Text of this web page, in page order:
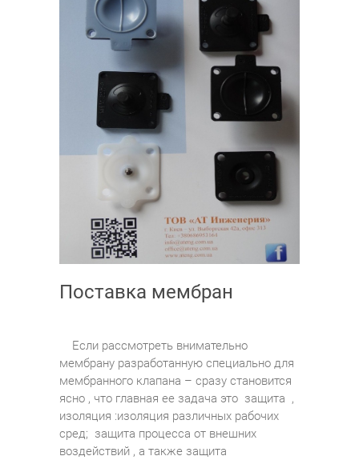
Поставка мембран
Если рассмотреть внимательно
мембрану разработанную специально для
мембранного клапана – сразу становится
ясно , что главная ее задача это защита ,
изоляция :изоляция различных рабочих
сред; защита процесса от внешних
воздействий , а также защита